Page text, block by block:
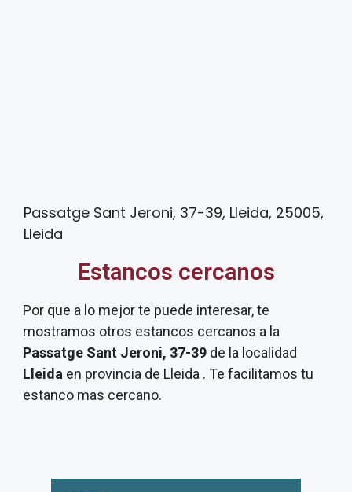
Passatge Sant Jeroni, 37-39, Lleida, 25005,
Lleida
Estancos cercanos
Por que a lo mejor te puede interesar, te
mostramos otros estancos cercanos a la
Passatge Sant Jeroni, 37-39 de la localidad
Lleida en provincia de Lleida . Te facilitamos tu
estanco mas cercano.